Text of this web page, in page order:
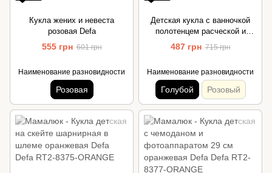
Кукла жених и невеста
розовая Defa
555 грн 601 грн
Наименование разновидности
Розовая
Детская кукла с ванночкой
полотенцем расческой и
одеждой голубая Defa
487 грн 715 грн
Наименование разновидности
Голубой Розовый